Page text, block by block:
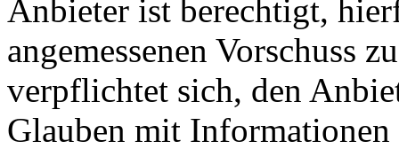
Anbieter ist berechtigt,
angemessenen Vorschuss
verpflichtet sich, den
Glauben mit